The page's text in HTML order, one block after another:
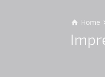
Home